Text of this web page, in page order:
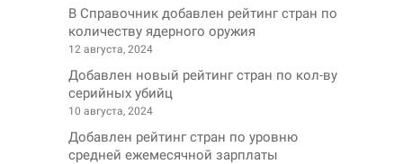
В Справочник добавлен рейтинг стран по
количеству ядерного оружия
12 августа, 2024
Добавлен новый рейтинг стран по кол-ву
серийных убийц
10 августа, 2024
Добавлен рейтинг стран по уровню
средней ежемесячной зарплаты